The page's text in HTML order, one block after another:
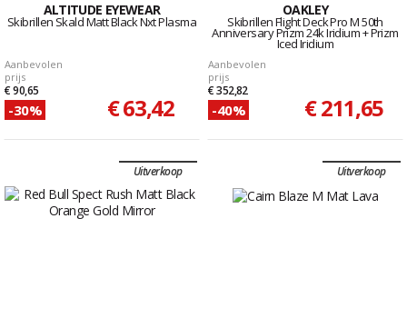
ALTITUDE EYEWEAR
Skibrillen Skald Matt Black Nxt Plasma
Aanbevolen
prijs
€ 90,65
-30% € 63,42
OAKLEY
Skibrillen Flight Deck Pro M 50th
Anniversary Prizm 24k Iridium + Prizm
Iced Iridium
Aanbevolen
prijs
€ 352,82
-40% € 211,65
Uitverkoop Uitverkoop